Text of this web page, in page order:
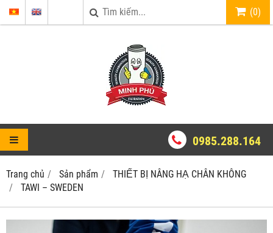
(0)
0985.288.164
Trang chủ Sản phẩm
THIẾT BỊ NÂNG HẠ CHÂN KHÔNG
TAWI – SWEDEN